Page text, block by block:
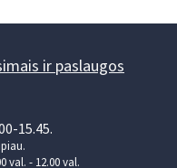
ir paslaugos
15.45.
val. - 12.00 val.